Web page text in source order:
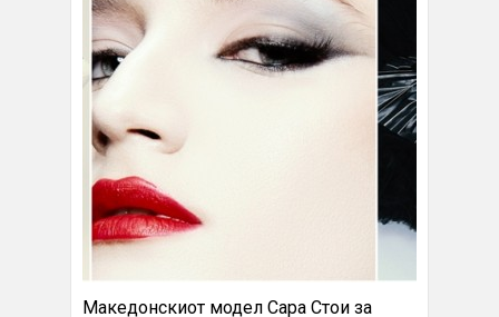
Македонскиот модел Сара Стои за